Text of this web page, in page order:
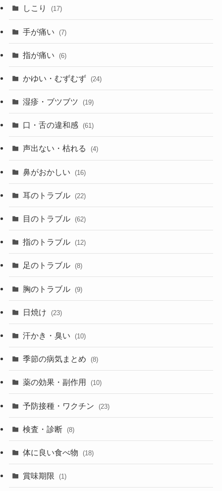
しこり (17)
手が痛い (7)
指が痛い (6)
かゆい・むずむず (24)
湿疹・ブツブツ (19)
口・舌の違和感 (61)
声出ない・枯れる (4)
鼻がおかしい (16)
耳のトラブル (22)
目のトラブル (62)
指のトラブル (12)
足のトラブル (8)
胸のトラブル (9)
日焼け (23)
汗かき・臭い (10)
季節の病気まとめ (8)
薬の効果・副作用 (10)
予防接種・ワクチン (23)
検査・診断 (8)
体に良い食べ物 (18)
賞味期限 (1)